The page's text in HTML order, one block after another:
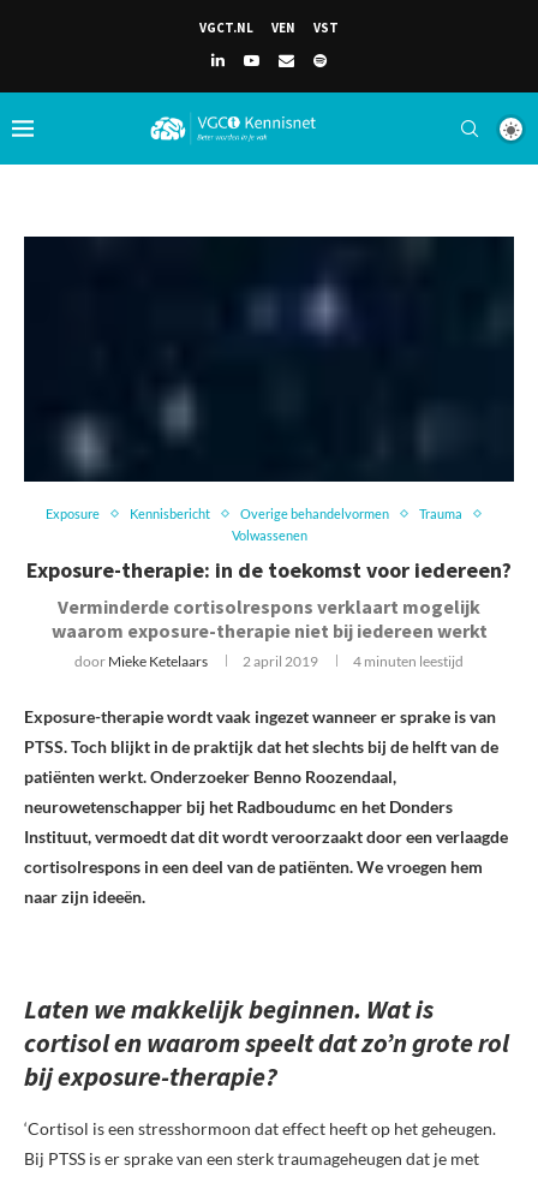
VGCT.NL VEN VST
Exposure Kennisbericht Overige behandelvormen
Trauma
Volwassenen
Exposure-therapie: in de toekomst voor iedereen?
Verminderde cortisolrespons verklaart mogelijk
waarom exposure-therapie niet bij iedereen werkt
door Mieke Ketelaars 2 april 2019 4 minuten leestijd
Exposure-therapie wordt vaak ingezet wanneer er sprake is van
PTSS. Toch blijkt in de praktijk dat het slechts bij de helft van de
patiënten werkt. Onderzoeker Benno Roozendaal,
neurowetenschapper bij het Radboudumc en het Donders
Instituut, vermoedt dat dit wordt veroorzaakt door een verlaagde
cortisolrespons in een deel van de patiënten. We vroegen hem
naar zijn ideeën.
Laten we makkelijk beginnen. Wat is
cortisol en waarom speelt dat zo’n grote rol
bij exposure-therapie?
‘Cortisol is een stresshormoon dat effect heeft op het geheugen.
Bij PTSS is er sprake van een sterk traumageheugen dat je met